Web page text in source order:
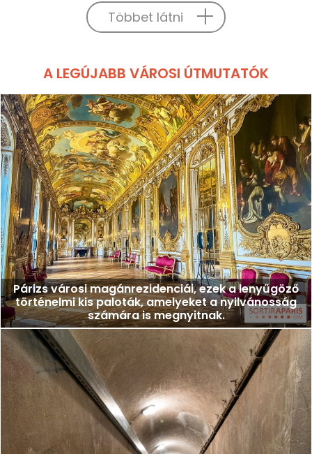
Többet látni
A LEGÚJABB VÁROSI ÚTMUTATÓK
Párizs városi magánrezidenciái, ezek a lenyűgöző
történelmi kis paloták, amelyeket a nyilvánosság
számára is megnyitnak.